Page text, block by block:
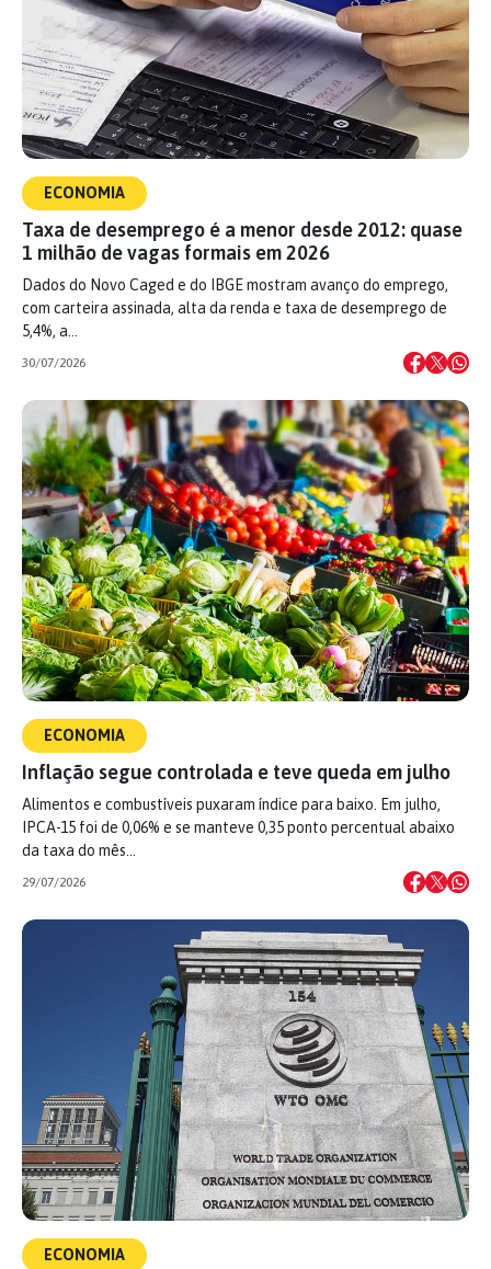
ECONOMIA
Taxa de desemprego é a menor desde 2012: quase
1 milhão de vagas formais em 2026
Dados do Novo Caged e do IBGE mostram avanço do emprego,
com carteira assinada, alta da renda e taxa de desemprego de
5,4%, a…
30/07/2026
ECONOMIA
Inflação segue controlada e teve queda em julho
Alimentos e combustíveis puxaram índice para baixo. Em julho,
IPCA-15 foi de 0,06% e se manteve 0,35 ponto percentual abaixo
da taxa do mês…
29/07/2026
ECONOMIA